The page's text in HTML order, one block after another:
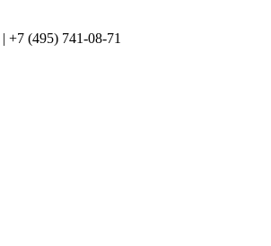
| +7 (495) 741-08-71